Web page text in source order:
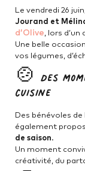
Le vendredi 26
Jourand et
d’Olive , lors
Une belle
vos légumes,
🍲 Des
cuisine
Des bénévoles
également
de saison.
Un moment
créativité, du